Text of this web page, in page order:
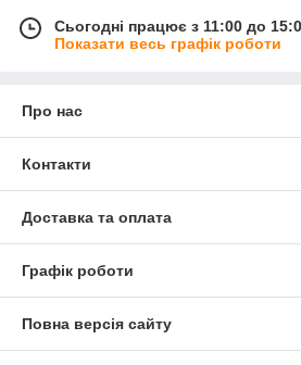
Сьогодні працює з 11:00 до
Показати весь графік роботи
Про нас
Контакти
Доставка та оплата
Графік роботи
Повна версія сайту